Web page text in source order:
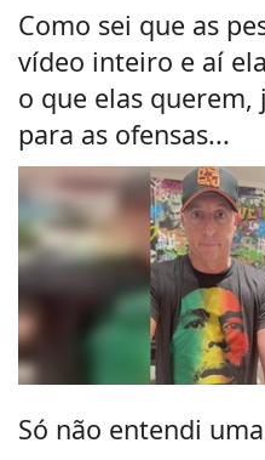
Como sei que as
vídeo inteiro e aí
o que elas
para as ofensas...
Só não entendi